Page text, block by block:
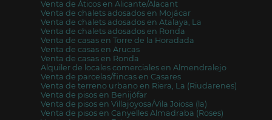
Venta de Áticos en Alicante/Alacant
Venta de chalets adosados en Mojácar
Venta de chalets adosados en Atalaya, La
Venta de chalets adosados en Ronda
Venta de casas en Torre de la Horadada
Venta de casas en Arucas
Venta de casas en Ronda
Alquiler de locales comerciales en Almendralejo
Venta de parcelas/fincas en Casares
Venta de terreno urbano en Riera, La (Riudarenes)
Venta de pisos en Benijófar
Venta de pisos en Villajoyosa/Vila Joiosa (la)
Venta de pisos en Canyelles Almadraba (Roses)